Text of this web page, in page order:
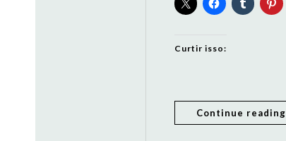
Curtir isso:
Continue reading